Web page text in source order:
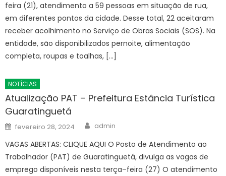
feira (21), atendimento a 59 pessoas em situação de rua,
em diferentes pontos da cidade. Desse total, 22 aceitaram
receber acolhimento no Serviço de Obras Sociais (SOS). Na
entidade, são disponibilizados pernoite, alimentação
completa, roupas e toalhas, […]
NOTÍCIAS
Atualização PAT – Prefeitura Estância Turística
Guaratinguetá
Posted
on
fevereiro 28, 2024 Author
admin
VAGAS ABERTAS: CLIQUE AQUI O Posto de Atendimento ao
Trabalhador (PAT) de Guaratinguetá, divulga as vagas de
emprego disponíveis nesta terça–feira (27) O atendimento